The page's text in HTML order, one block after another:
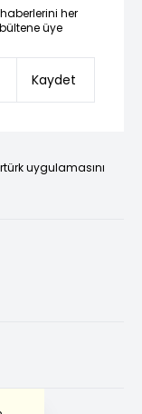
her
üye
Kaydet
uygulamasını